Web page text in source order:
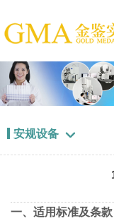
安规设备 
一、适用标准及条款